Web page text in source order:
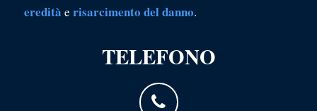
eredità e risarcimento del danno.
TELEFONO